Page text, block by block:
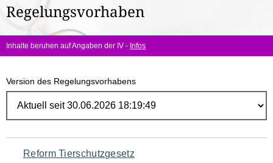
hier:
Regelungsvorhaben
Inhalte beruhen auf Angaben der IV - Infos
Version des Regelungsvorhabens
Navigation
Reform Tierschutzgesetz